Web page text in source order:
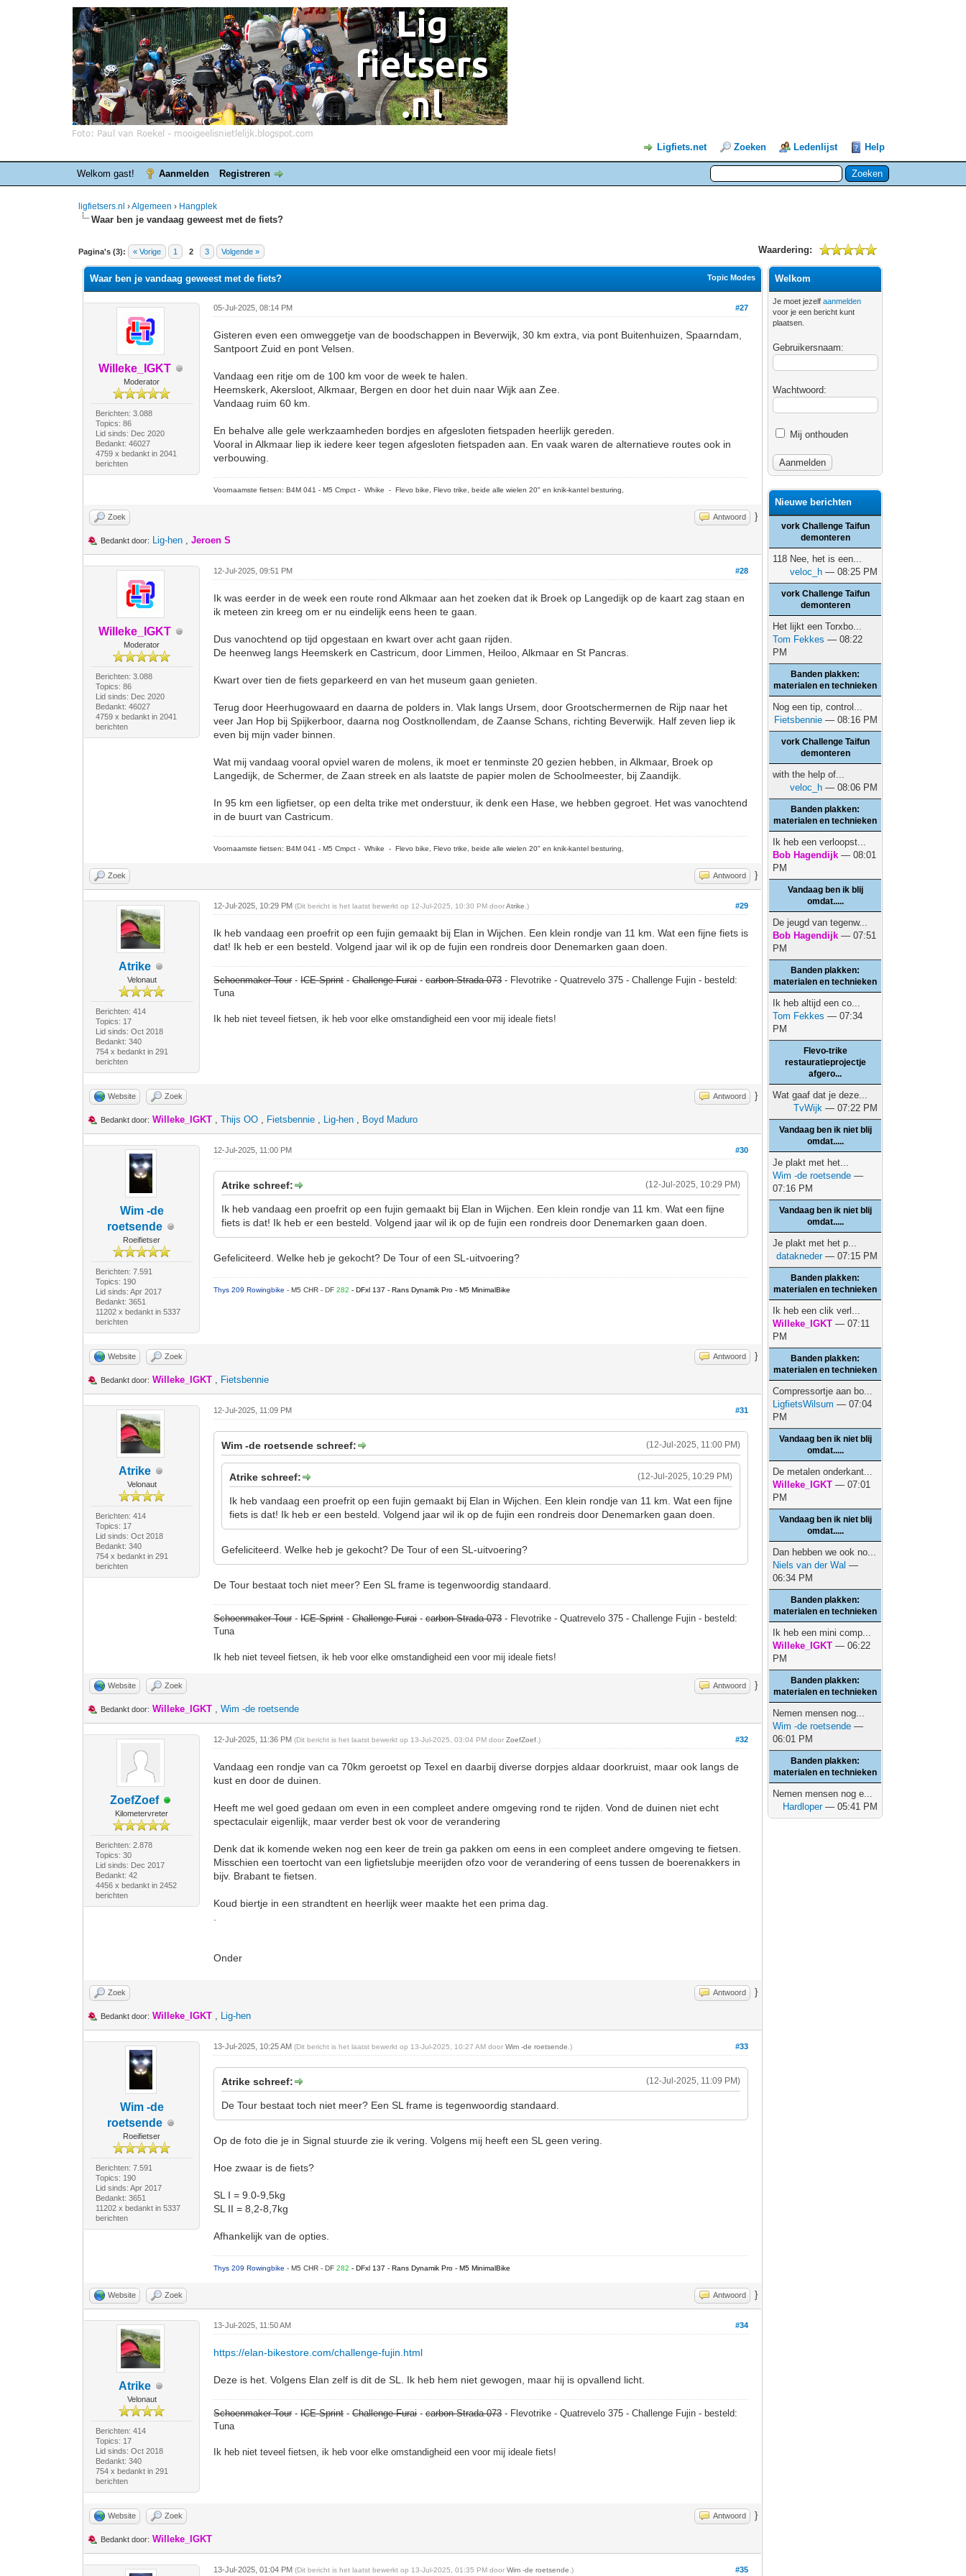
Ligfiets.net Zoeken Ledenlijst Help
Welkom gast! Aanmelden Registreren
ligfietsers.nl ›Algemeen › Hangplek
Waar ben je vandaag geweest met de fiets?
Pagina's (3): « Vorige 1 2 3 Volgende » Waardering:
1 stemmen - gemiddelde waardering is 5
1
2
3
4
5
Topic Modes
Waar ben je vandaag geweest met de fiets?
Willeke_IGKT
Moderator
Berichten: 3.088
Topics: 86
Lid sinds: Dec 2020
Bedankt: 46027
4759 x bedankt in 2041
berichten
#27
05-Jul-2025, 08:14 PM
Gisteren even een omweggetje van de boodschappen in Beverwijk, 30 km extra, via pont Buitenhuizen, Spaarndam,
Santpoort Zuid en pont Velsen.
Vandaag een ritje om de 100 km voor de week te halen.
Heemskerk, Akersloot, Alkmaar, Bergen en door het duin naar Wijk aan Zee.
Vandaag ruim 60 km.
En behalve alle gele werkzaamheden bordjes en afgesloten fietspaden heerlijk gereden.
Vooral in Alkmaar liep ik iedere keer tegen afgesloten fietspaden aan. En vaak waren de alternatieve routes ook in
verbouwing.
Voornaamste fietsen: B4M 041 - M5 Cmpct - Whike - Flevo bike, Flevo trike, beide alle wielen 20" en knik-kantel besturing,
Zoek Antwoord }
Bedankt door: Lig-hen ,Jeroen S
Willeke_IGKT
Moderator
Berichten: 3.088
Topics: 86
Lid sinds: Dec 2020
Bedankt: 46027
4759 x bedankt in 2041
berichten
#28
12-Jul-2025, 09:51 PM
Ik was eerder in de week een route rond Alkmaar aan het zoeken dat ik Broek op Langedijk op de kaart zag staan en
ik meteen zin kreeg om er nu eindelijk eens heen te gaan.
Dus vanochtend op tijd opgestaan en kwart over acht gaan rijden.
De heenweg langs Heemskerk en Castricum, door Limmen, Heiloo, Alkmaar en St Pancras.
Kwart over tien de fiets geparkeerd en van het museum gaan genieten.
Terug door Heerhugowaard en daarna de polders in. Vlak langs Ursem, door Grootschermernen de Rijp naar het
veer Jan Hop bij Spijkerboor, daarna nog Oostknollendam, de Zaanse Schans, richting Beverwijk. Half zeven liep ik
even bij mijn vader binnen.
Wat mij vandaag vooral opviel waren de molens, ik moet er tenminste 20 gezien hebben, in Alkmaar, Broek op
Langedijk, de Schermer, de Zaan streek en als laatste de papier molen de Schoolmeester, bij Zaandijk.
In 95 km een ligfietser, op een delta trike met onderstuur, ik denk een Hase, we hebben gegroet. Het was vanochtend
in de buurt van Castricum.
Voornaamste fietsen: B4M 041 - M5 Cmpct - Whike - Flevo bike, Flevo trike, beide alle wielen 20" en knik-kantel besturing,
Zoek Antwoord }
Atrike
Velonaut
Berichten: 414
Topics: 17
Lid sinds: Oct 2018
Bedankt: 340
754 x bedankt in 291
berichten
#29
12-Jul-2025, 10:29 PM(Dit bericht is het laatst bewerkt op 12-Jul-2025, 10:30 PM doorAtrike .)
Ik heb vandaag een proefrit op een fujin gemaakt bij Elan in Wijchen. Een klein rondje van 11 km. Wat een fijne fiets is
dat! Ik heb er een besteld. Volgend jaar wil ik op de fujin een rondreis door Denemarken gaan doen.
Schoenmaker Tour-ICE Sprint-Challenge Furai-carbon Strada 073- Flevotrike - Quatrevelo 375 - Challenge Fujin - besteld:
Tuna
Ik heb niet teveel fietsen, ik heb voor elke omstandigheid een voor mij ideale fiets!
Website Zoek Antwoord }
Bedankt door: Willeke_IGKT ,Thijs OO , Fietsbennie , Lig-hen , Boyd Maduro
Wim -de
roetsende
Roeifietser
Berichten: 7.591
Topics: 190
Lid sinds: Apr 2017
Bedankt: 3651
11202 x bedankt in 5337
berichten
#30
12-Jul-2025, 11:00 PM
(12-Jul-2025, 10:29 PM)
Atrike schreef:
Ik heb vandaag een proefrit op een fujin gemaakt bij Elan in Wijchen. Een klein rondje van 11 km. Wat een fijne
fiets is dat! Ik heb er een besteld. Volgend jaar wil ik op de fujin een rondreis door Denemarken gaan doen.
Gefeliciteerd. Welke heb je gekocht? De Tour of een SL-uitvoering?
Thys 209 Rowingbike- M5 CHR - DF282- DFxl 137 - Rans Dynamik Pro - M5 MinimalBike
Website Zoek Antwoord }
Bedankt door: Willeke_IGKT , Fietsbennie
Atrike
Velonaut
Berichten: 414
Topics: 17
Lid sinds: Oct 2018
Bedankt: 340
754 x bedankt in 291
berichten
#31
12-Jul-2025, 11:09 PM
(12-Jul-2025, 11:00 PM)
Wim -de roetsende schreef:
(12-Jul-2025, 10:29 PM)
Atrike schreef:
Ik heb vandaag een proefrit op een fujin gemaakt bij Elan in Wijchen. Een klein rondje van 11 km. Wat een fijne
fiets is dat! Ik heb er een besteld. Volgend jaar wil ik op de fujin een rondreis door Denemarken gaan doen.
Gefeliciteerd. Welke heb je gekocht? De Tour of een SL-uitvoering?
De Tour bestaat toch niet meer? Een SL frame is tegenwoordig standaard.
Schoenmaker Tour-ICE Sprint-Challenge Furai-carbon Strada 073- Flevotrike - Quatrevelo 375 - Challenge Fujin - besteld:
Tuna
Ik heb niet teveel fietsen, ik heb voor elke omstandigheid een voor mij ideale fiets!
Website Zoek Antwoord }
Bedankt door: Willeke_IGKT ,Wim -de roetsende
ZoefZoef
Kilometervreter
Berichten: 2.878
Topics: 30
Lid sinds: Dec 2017
Bedankt: 42
4456 x bedankt in 2452
berichten
#32
12-Jul-2025, 11:36 PM(Dit bericht is het laatst bewerkt op 13-Jul-2025, 03:04 PM doorZoefZoef .)
Vandaag een rondje van ca 70km geroetst op Texel en daarbij diverse dorpjes aldaar doorkruist, maar ook langs de
kust en door de duinen.
Heeft me wel goed gedaan om even in een compleet andere omgeving rond te rijden. Vond de duinen niet echt
spectaculair eigenlijk, maar verder best ok voor de verandering
Denk dat ik komende weken nog een keer de trein ga pakken om eens in een compleet andere omgeving te fietsen.
Misschien een toertocht van een ligfietslubje meerijden ofzo voor de verandering of eens tussen de boerenakkers in
bijv. Brabant te fietsen.
Koud biertje in een strandtent en heerlijk weer maakte het een prima dag.
Onder
Zoek Antwoord }
Bedankt door: Willeke_IGKT , Lig-hen
Wim -de
roetsende
Roeifietser
Berichten: 7.591
Topics: 190
Lid sinds: Apr 2017
Bedankt: 3651
11202 x bedankt in 5337
berichten
#33
13-Jul-2025, 10:25 AM(Dit bericht is het laatst bewerkt op 13-Jul-2025, 10:27 AM doorWim -de roetsende .)
(12-Jul-2025, 11:09 PM)
Atrike schreef:
De Tour bestaat toch niet meer? Een SL frame is tegenwoordig standaard.
Op de foto die je in Signal stuurde zie ik vering. Volgens mij heeft een SL geen vering.
Hoe zwaar is de fiets?
SL I = 9.0-9,5kg
SL II = 8,2-8,7kg
Afhankelijk van de opties.
Thys 209 Rowingbike- M5 CHR - DF282- DFxl 137 - Rans Dynamik Pro - M5 MinimalBike
Website Zoek Antwoord }
Atrike
Velonaut
Berichten: 414
Topics: 17
Lid sinds: Oct 2018
Bedankt: 340
754 x bedankt in 291
berichten
#34
13-Jul-2025, 11:50 AM
https://elan-bikestore.com/challenge-fujin.html
Deze is het. Volgens Elan zelf is dit de SL. Ik heb hem niet gewogen, maar hij is opvallend licht.
Schoenmaker Tour-ICE Sprint-Challenge Furai-carbon Strada 073- Flevotrike - Quatrevelo 375 - Challenge Fujin - besteld:
Tuna
Ik heb niet teveel fietsen, ik heb voor elke omstandigheid een voor mij ideale fiets!
Website Zoek Antwoord }
Bedankt door: Willeke_IGKT
#35
13-Jul-2025, 01:04 PM(Dit bericht is het laatst bewerkt op 13-Jul-2025, 01:35 PM doorWim -de roetsende .)
Welkom
Je moet jezelfaanmelden
voor je een bericht kunt
plaatsen.
Gebruikersnaam:
Wachtwoord:
Mij onthouden
Nieuwe berichten
vork Challenge Taifun
demonteren
118 Nee, het is een...
veloc_h — 08:25 PM
vork Challenge Taifun
demonteren
Het lijkt een Torxbo...
Tom Fekkes — 08:22
PM
Banden plakken:
materialen en technieken
Nog een tip, control...
Fietsbennie — 08:16 PM
vork Challenge Taifun
demonteren
with the help of...
veloc_h — 08:06 PM
Banden plakken:
materialen en technieken
Ik heb een verloopst...
Bob Hagendijk — 08:01
PM
Vandaag ben ik blij
omdat.....
De jeugd van tegenw...
Bob Hagendijk — 07:51
PM
Banden plakken:
materialen en technieken
Ik heb altijd een co...
Tom Fekkes — 07:34
PM
Flevo-trike
restauratieprojectje
afgero...
Wat gaaf dat je deze...
TvWijk — 07:22 PM
Vandaag ben ik niet blij
omdat.....
Je plakt met het...
Wim -de roetsende —
07:16 PM
Vandaag ben ik niet blij
omdat.....
Je plakt met het p...
datakneder— 07:15 PM
Banden plakken:
materialen en technieken
Ik heb een clik verl...
Willeke_IGKT — 07:11
PM
Banden plakken:
materialen en technieken
Compressortje aan bo...
LigfietsWilsum — 07:04
PM
Vandaag ben ik niet blij
omdat.....
De metalen onderkant...
Willeke_IGKT — 07:01
PM
Vandaag ben ik niet blij
omdat.....
Dan hebben we ook no...
Niels van der Wal —
06:34 PM
Banden plakken:
materialen en technieken
Ik heb een mini comp...
Willeke_IGKT — 06:22
PM
Banden plakken:
materialen en technieken
Nemen mensen nog...
Wim -de roetsende —
06:01 PM
Banden plakken:
materialen en technieken
Nemen mensen nog e...
Hardloper— 05:41 PM